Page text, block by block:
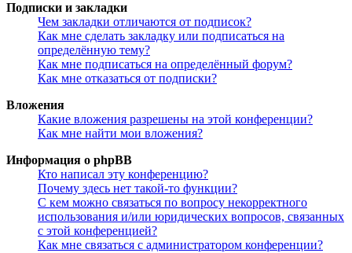
Подписки и закладки
Чем закладки отличаются от подписок?
Как мне сделать закладку или подписаться на
определённую тему?
Как мне подписаться на определённый форум?
Как мне отказаться от подписки?
Вложения
Какие вложения разрешены на этой конференции?
Как мне найти мои вложения?
Информация о phpBB
Кто написал эту конференцию?
Почему здесь нет такой-то функции?
С кем можно связаться по вопросу некорректного
использования и/или юридических вопросов, связанных
с этой конференцией?
Как мне связаться с администратором конференции?